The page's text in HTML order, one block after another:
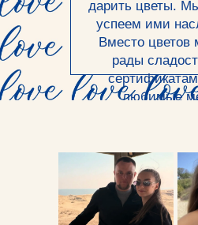
дарить цветы.
успеем ими
Вместо цветов
рады
любимые